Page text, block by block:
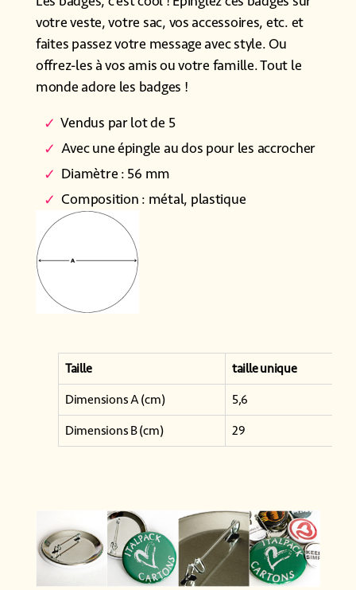
votre veste, votre sac, vos accessoires, etc. et
faites passez votre message avec style. Ou
offrez-les à vos amis ou votre famille. Tout le
monde adore les badges !
Vendus par lot de 5
Avec une épingle au dos pour les accrocher
Diamètre : 56 mm
Composition : métal, plastique
Taille
taille unique
Dimensions A (cm)
5,6
Dimensions B (cm)
29